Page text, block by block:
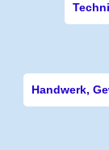
Handwerk,